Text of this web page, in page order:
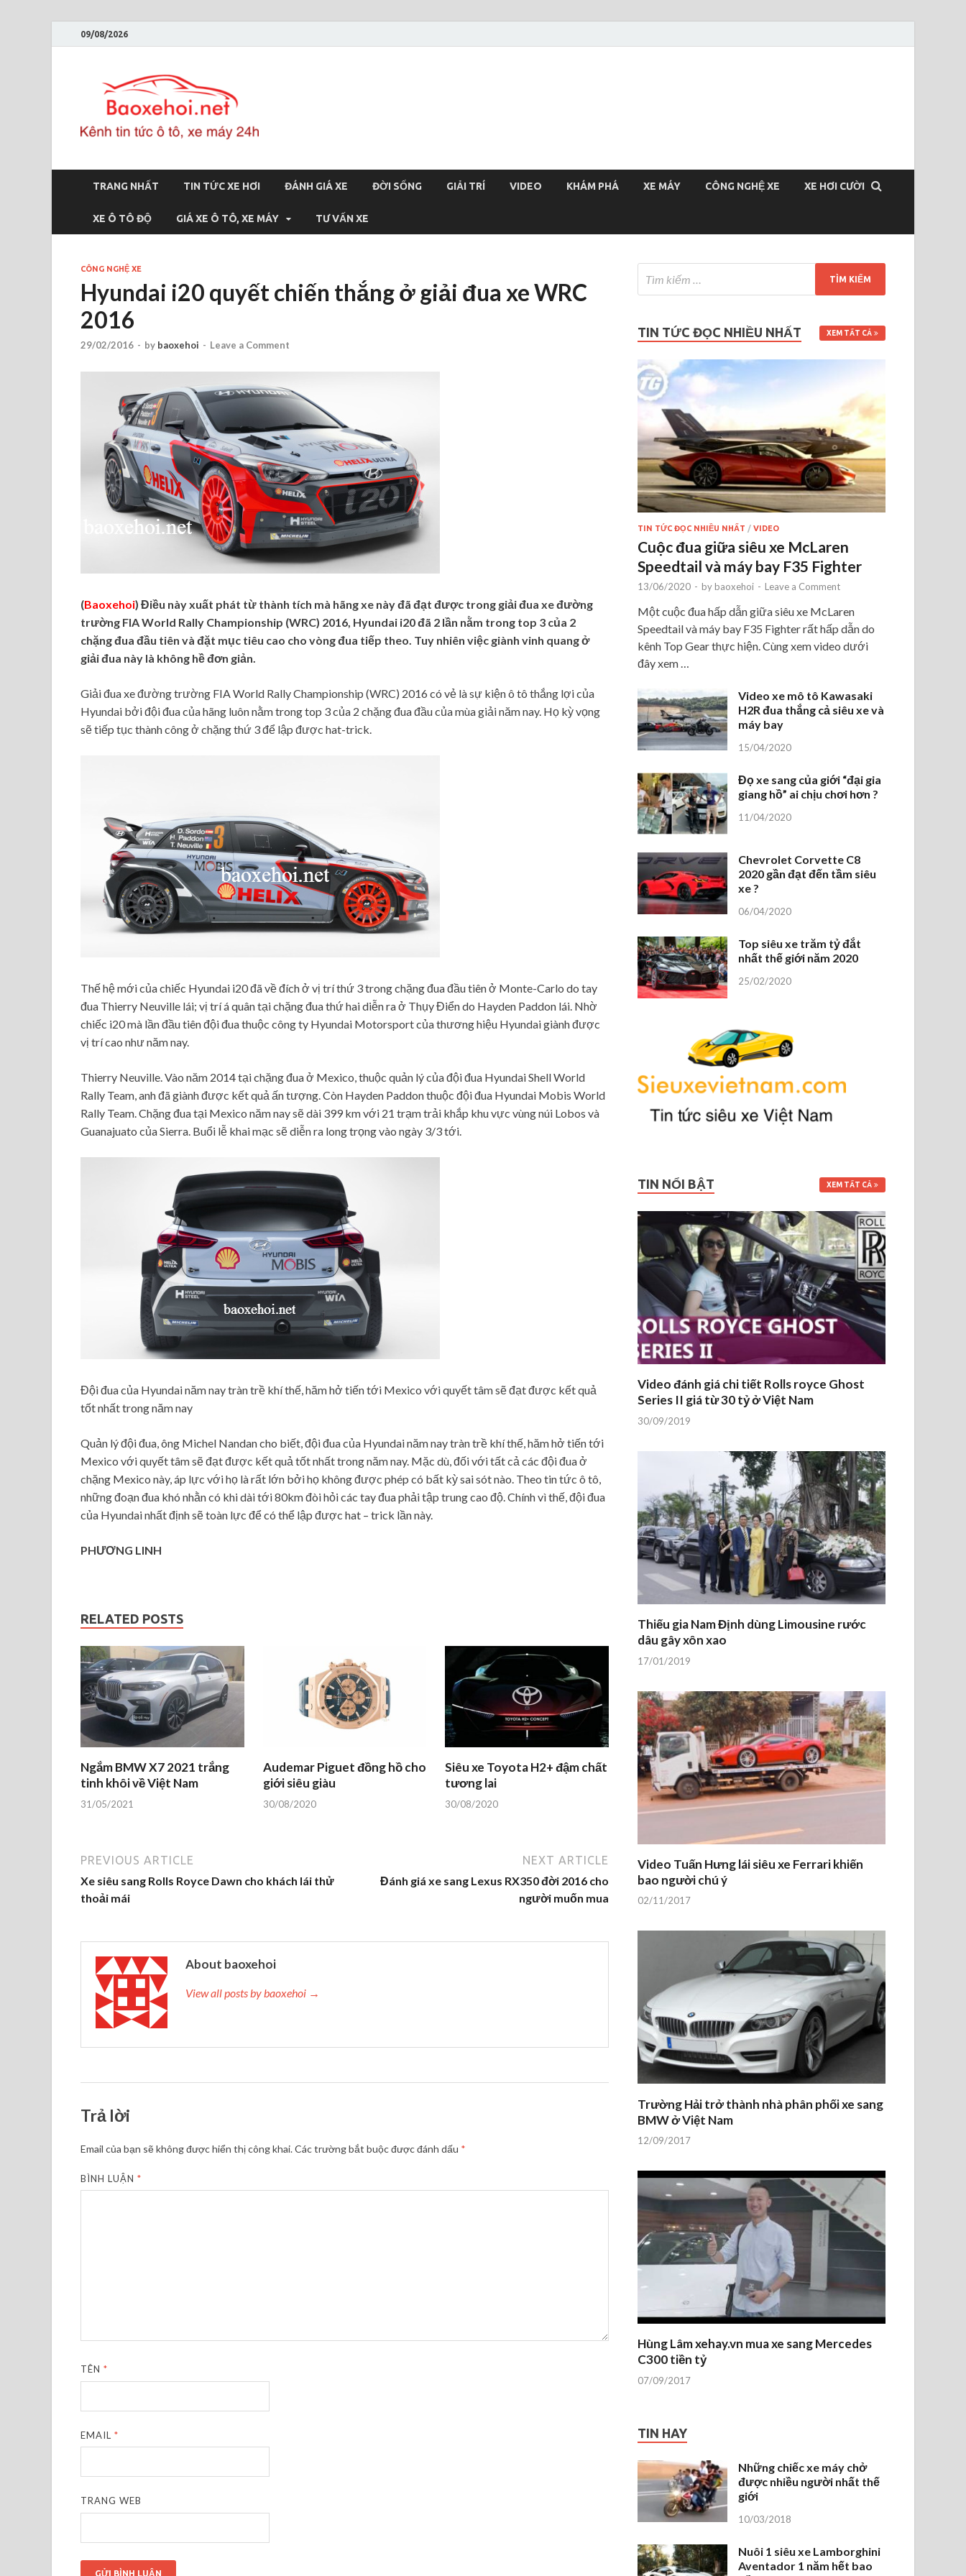
09/08/2026
TRANG NHẤT TIN TỨC XE HƠI ĐÁNH GIÁ XE ĐỜI SỐNG GIẢI TRÍ VIDEO KHÁM PHÁ XE MÁY CÔNG NGHỆ XE XE HƠI CƯỜI
XE Ô TÔ ĐỘ GIÁ XE Ô TÔ, XE MÁY TƯ VẤN XE
CÔNG NGHỆ XE
Hyundai i20 quyết chiến thắng ở giải đua xe WRC
2016
29/02/2016 - by baoxehoi - Leave a Comment
(Baoxehoi) Điều này xuất phát từ thành tích mà hãng xe này đã đạt được trong giải đua xe đường
trường FIA World Rally Championship (WRC) 2016, Hyundai i20 đã 2 lần nằm trong top 3 của 2
chặng đua đầu tiên và đặt mục tiêu cao cho vòng đua tiếp theo. Tuy nhiên việc giành vinh quang ở
giải đua này là không hề đơn giản.
Giải đua xe đường trường FIA World Rally Championship (WRC) 2016 có vẻ là sự kiện ô tô thắng lợi của
Hyundai bởi đội đua của hãng luôn nằm trong top 3 của 2 chặng đua đầu của mùa giải năm nay. Họ kỳ vọng
sẽ tiếp tục thành công ở chặng thứ 3 để lập được hat-trick.
Thế hệ mới của chiếc Hyundai i20 đã về đích ở vị trí thứ 3 trong chặng đua đầu tiên ở Monte-Carlo do tay
đua Thierry Neuville lái; vị trí á quân tại chặng đua thứ hai diễn ra ở Thụy Điển do Hayden Paddon lái. Nhờ
chiếc i20 mà lần đầu tiên đội đua thuộc công ty Hyundai Motorsport của thương hiệu Hyundai giành được
vị trí cao như năm nay.
Thierry Neuville. Vào năm 2014 tại chặng đua ở Mexico, thuộc quản lý của đội đua Hyundai Shell World
Rally Team, anh đã giành được kết quả ấn tượng. Còn Hayden Paddon thuộc đội đua Hyundai Mobis World
Rally Team. Chặng đua tại Mexico năm nay sẽ dài 399 km với 21 trạm trải khắp khu vực vùng núi Lobos và
Guanajuato của Sierra. Buổi lễ khai mạc sẽ diễn ra long trọng vào ngày 3/3 tới.
Đội đua của Hyundai năm nay tràn trề khí thế, hăm hở tiến tới Mexico với quyết tâm sẽ đạt được kết quả
tốt nhất trong năm nay
Quản lý đội đua, ông Michel Nandan cho biết, đội đua của Hyundai năm nay tràn trề khí thế, hăm hở tiến tới
Mexico với quyết tâm sẽ đạt được kết quả tốt nhất trong năm nay. Mặc dù, đối với tất cả các đội đua ở
chặng Mexico này, áp lực với họ là rất lớn bởi họ không được phép có bất kỳ sai sót nào. Theo tin tức ô tô,
những đoạn đua khó nhằn có khi dài tới 80km đòi hỏi các tay đua phải tập trung cao độ. Chính vì thế, đội đua
của Hyundai nhất định sẽ toàn lực để có thể lập được hat – trick lần này.
PHƯƠNG LINH
RELATED POSTS
Ngắm BMW X7 2021 trắng
tinh khôi về Việt Nam
31/05/2021
Audemar Piguet đồng hồ cho
giới siêu giàu
30/08/2020
Siêu xe Toyota H2+ đậm chất
tương lai
30/08/2020
PREVIOUS ARTICLE
Xe siêu sang Rolls Royce Dawn cho khách lái thử
thoải mái
NEXT ARTICLE
Đánh giá xe sang Lexus RX350 đời 2016 cho
người muốn mua
About baoxehoi
View all posts by baoxehoi →
Trả lời
Email của bạn sẽ không được hiển thị công khai.Các trường bắt buộc được đánh dấu *
BÌNH LUẬN*
TÊN*
EMAIL*
TRANG WEB
TIN TỨC ĐỌC NHIỀU NHẤT XEM TẤT CẢ
TIN TỨC ĐỌC NHIỀU NHẤT /VIDEO
Cuộc đua giữa siêu xe McLaren
Speedtail và máy bay F35 Fighter
13/06/2020 - by baoxehoi - Leave a Comment
Một cuộc đua hấp dẫn giữa siêu xe McLaren
Speedtail và máy bay F35 Fighter rất hấp dẫn do
kênh Top Gear thực hiện. Cùng xem video dưới
đây xem …
Video xe mô tô Kawasaki
H2R đua thắng cả siêu xe và
máy bay
15/04/2020
Đọ xe sang của giới “đại gia
giang hồ” ai chịu chơi hơn ?
11/04/2020
Chevrolet Corvette C8
2020 gần đạt đến tầm siêu
xe ?
06/04/2020
Top siêu xe trăm tỷ đắt
nhất thế giới năm 2020
25/02/2020
TIN NỔI BẬT XEM TẤT CẢ
Video đánh giá chi tiết Rolls royce Ghost
Series II giá từ 30 tỷ ở Việt Nam
30/09/2019
Thiếu gia Nam Định dùng Limousine rước
dâu gây xôn xao
17/01/2019
Video Tuấn Hưng lái siêu xe Ferrari khiến
bao người chú ý
02/11/2017
Trường Hải trở thành nhà phân phối xe sang
BMW ở Việt Nam
12/09/2017
Hùng Lâm xehay.vn mua xe sang Mercedes
C300 tiền tỷ
07/09/2017
TIN HAY
Những chiếc xe máy chở
được nhiều người nhất thế
giới
10/03/2018
Nuôi 1 siêu xe Lamborghini
Aventador 1 năm hết bao